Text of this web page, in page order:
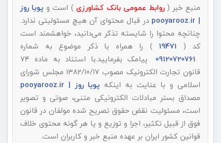
منبع خبر (روابط عمومی بانک کشاورزی ) است و پویا روز
| pooyarooz.ir
در قبال محتوای آن هیچ مسئولیتی ندارد.
چنانچه محتوا را شایسته تذکر می‌دانید، خواهشمند است
کد (
) را همراه با ذکر موضوع به شماره
پیامک بفرمایید.با استناد به ماده ۷۴
قانون تجارت الکترونیک مصوب ۱۳۸۲/۱۰/۱۷ مجلس شورای
اسلامی و با عنایت به اینکه پویا روز | pooyarooz.ir
مصداق بستر مبادلات الکترونیکی متنی، صوتی و تصویر
است، مسئولیت نقض حقوق تصریح شده مولفان در قانون
فوق از قبیل تکثیر، اجرا و توزیع و یا هر گونه محتوی خلاف
قوانین کشور ایران بر عهده منبع خبر و کاربران است.